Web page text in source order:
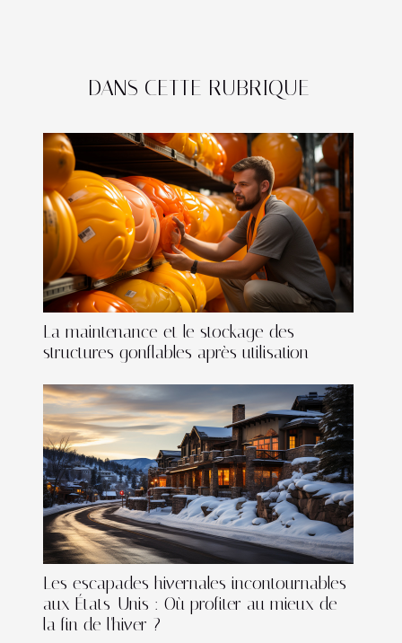
DANS CETTE RUBRIQUE
La maintenance et le stockage des
structures gonflables après utilisation
Les escapades hivernales incontournables
aux États-Unis : Où profiter au mieux de
la fin de l'hiver ?